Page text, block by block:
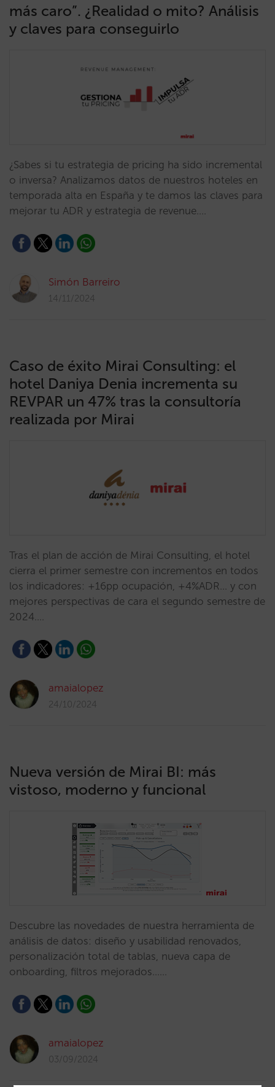
más caro”. ¿Realidad o mito? Análisis
y claves para conseguirlo
¿Sabes si tu estrategia de pricing ha sido incremental
o inversa? Analizamos datos de nuestros hoteles en
temporada alta en España y te damos las claves para
mejorar tu ADR y estrategia de revenue.…
Simón Barreiro
14/11/2024
Caso de éxito Mirai Consulting: el
hotel Daniya Denia incrementa su
REVPAR un 47% tras la consultoría
realizada por Mirai
Tras el plan de acción de Mirai Consulting, el hotel
cierra el primer semestre con incrementos en todos
los indicadores: +16pp ocupación, +4%ADR... y con
mejores perspectivas de cara el segundo semestre de
2024.…
amaialopez
24/10/2024
Nueva versión de Mirai BI: más
vistoso, moderno y funcional
Descubre las novedades de nuestra herramienta de
análisis de datos: diseño y usabilidad renovados,
personalización total de tablas, nueva capa de
onboarding, filtros mejorados……
amaialopez
03/09/2024